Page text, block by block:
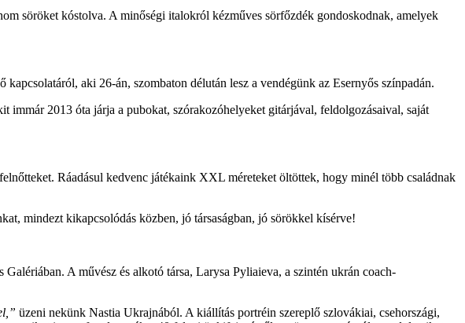
söröket kóstolva. A minőségi italokról kézműves sörfőzdék gondoskodnak, amelyek
aki 26-án, szombaton délután lesz a vendégünk az Esernyős színpadán.
immár 2013 óta járja a pubokat, szórakozóhelyeket gitárjával, feldolgozásaival, saját
Ráadásul kedvenc játékaink XXL méreteket öltöttek, hogy minél több családnak
mindezt kikapcsolódás közben, jó társaságban, jó sörökkel kísérve!
A művész és alkotó társa, Larysa Pyliaieva, a szintén ukrán coach-
üzeni nekünk Nastia Ukrajnából. A kiállítás portréin szereplő szlovákiai, csehországi,